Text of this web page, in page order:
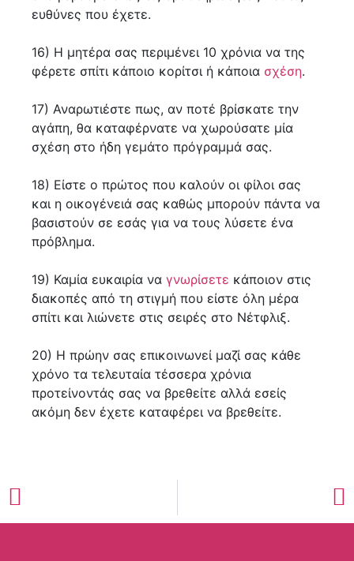
ευθύνες που έχετε.
16) Η μητέρα σας περιμένει 10 χρόνια να της
φέρετε σπίτι κάποιο κορίτσι ή κάποια σχέση.
17) Αναρωτιέστε πως, αν ποτέ βρίσκατε την
αγάπη, θα καταφέρνατε να χωρούσατε μία
σχέση στο ήδη γεμάτο πρόγραμμά σας.
18) Είστε ο πρώτος που καλούν οι φίλοι σας
και η οικογένειά σας καθώς μπορούν πάντα να
βασιστούν σε εσάς για να τους λύσετε ένα
πρόβλημα.
19) Καμία ευκαιρία να γνωρίσετε κάποιον στις
διακοπές από τη στιγμή που είστε όλη μέρα
σπίτι και λιώνετε στις σειρές στο Νέτφλιξ.
20) Η πρώην σας επικοινωνεί μαζί σας κάθε
χρόνο τα τελευταία τέσσερα χρόνια
προτείνοντάς σας να βρεθείτε αλλά εσείς
ακόμη δεν έχετε καταφέρει να βρεθείτε.